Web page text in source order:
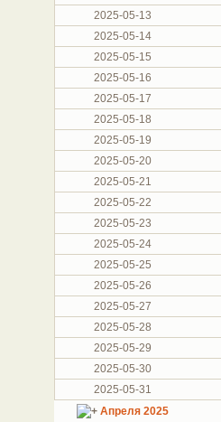
2025-05-13
2025-05-14
2025-05-15
2025-05-16
2025-05-17
2025-05-18
2025-05-19
2025-05-20
2025-05-21
2025-05-22
2025-05-23
2025-05-24
2025-05-25
2025-05-26
2025-05-27
2025-05-28
2025-05-29
2025-05-30
2025-05-31
Апреля 2025